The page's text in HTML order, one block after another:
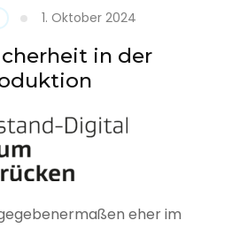
seinen
Lagebericht
zur
in
Deutschland
1. Oktober 2024
in der
eher im